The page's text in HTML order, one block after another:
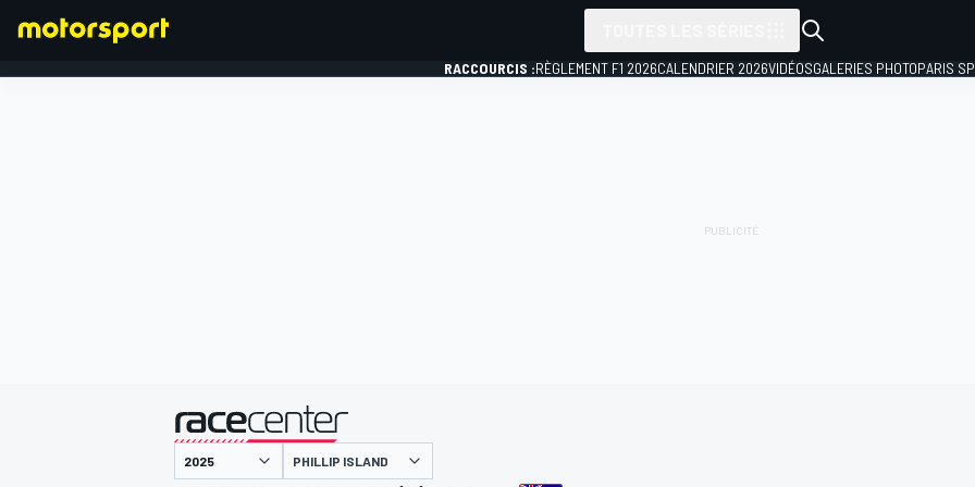
RACCOURCIS :RÈGLEMENT F1 2026CALENDRIER 2026VIDÉOSGALERIES PHOTOPARIS
présenté par
PHILLIP ISLAND